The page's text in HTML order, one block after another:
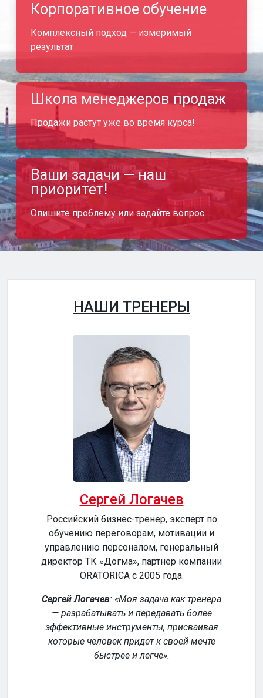
Корпоративное обучение
Комплексный подход — измеримый
результат
Школа менеджеров продаж
Продажи растут уже во время курса!
Ваши задачи — наш
приоритет!
Опишите проблему или задайте вопрос
НАШИ ТРЕНЕРЫ
Сергей Логачев
Российский бизнес-тренер, эксперт по
обучению переговорам, мотивации и
управлению персоналом, генеральный
директор ТК «Догма», партнер компании
ORATORICA c 2005 года.
Сергей Логачев: Моя задача как тренера
— разрабатывать и передавать более
эффективные инструменты, присваивая
которые человек придет к своей мечте
быстрее и легче .